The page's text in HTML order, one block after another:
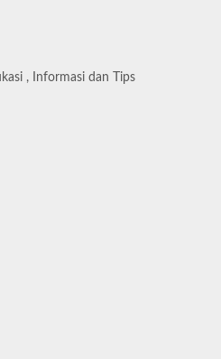
, Informasi dan Tips